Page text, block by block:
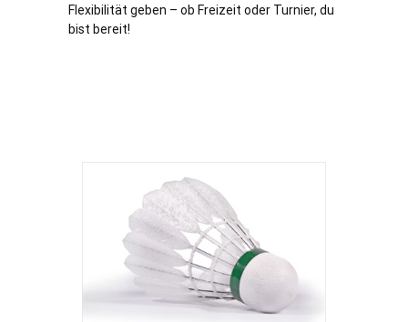
Flexibilität geben – ob Freizeit oder Turnier, du
bist bereit!